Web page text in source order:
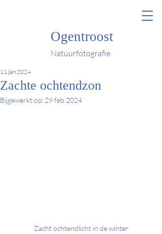
Ogentroost
Natuurfotografie
Zachte ochtendzon
11 jan 2024
Bijgewerkt op: 29 feb 2024
Zacht ochtendlicht in de winter